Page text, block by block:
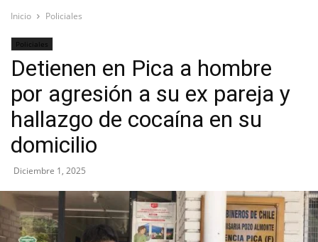
Inicio Policiales
Policiales
Detienen en Pica a hombre
por agresión a su ex pareja y
hallazgo de cocaína en su
domicilio
Diciembre 1, 2025